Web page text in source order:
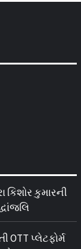
કિશોર કુમારની
OTT પ્લેટફોર્મ